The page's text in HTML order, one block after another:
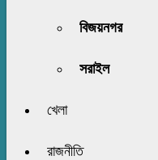
বিজয়নগর
সরাইল
খেলা
রাজনীতি